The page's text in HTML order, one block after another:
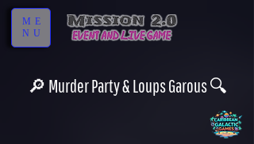
ME
NU
🔎 Murder Party & Loups Garous 🔍